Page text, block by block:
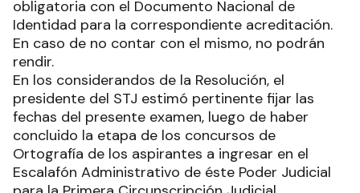
obligatoria con el Documento Nacional de
Identidad para la correspondiente acreditación.
En caso de no contar con el mismo, no podrán
rendir.
En los considerandos de la Resolución, el
presidente del STJ estimó pertinente fijar las
fechas del presente examen, luego de haber
concluido la etapa de los concursos de
Ortografía de los aspirantes a ingresar en el
Escalafón Administrativo de éste Poder Judicial